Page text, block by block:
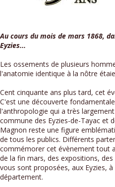
Au cours du mois de mars 1868,
Eyzies...
Les ossements de plusieurs
l'anatomie identique à la nôtre
Cent cinquante ans plus tard, cet
C'est une découverte
l'anthropologie qui a très
commune des Eyzies-de-Tayac et
Magnon reste une figure
de tous les publics. Différents
commémorer cet évènement tout
de la fin mars, des expositions,
vous sont proposées, aux Eyzies,
département.